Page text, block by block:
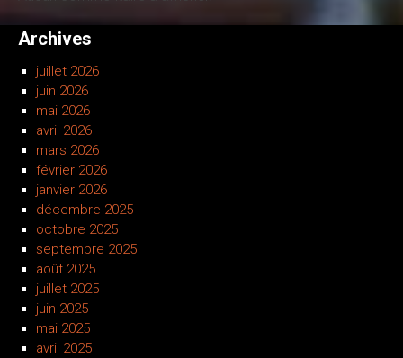
Archives
juillet 2026
juin 2026
mai 2026
avril 2026
mars 2026
février 2026
janvier 2026
décembre 2025
octobre 2025
septembre 2025
août 2025
juillet 2025
juin 2025
mai 2025
avril 2025